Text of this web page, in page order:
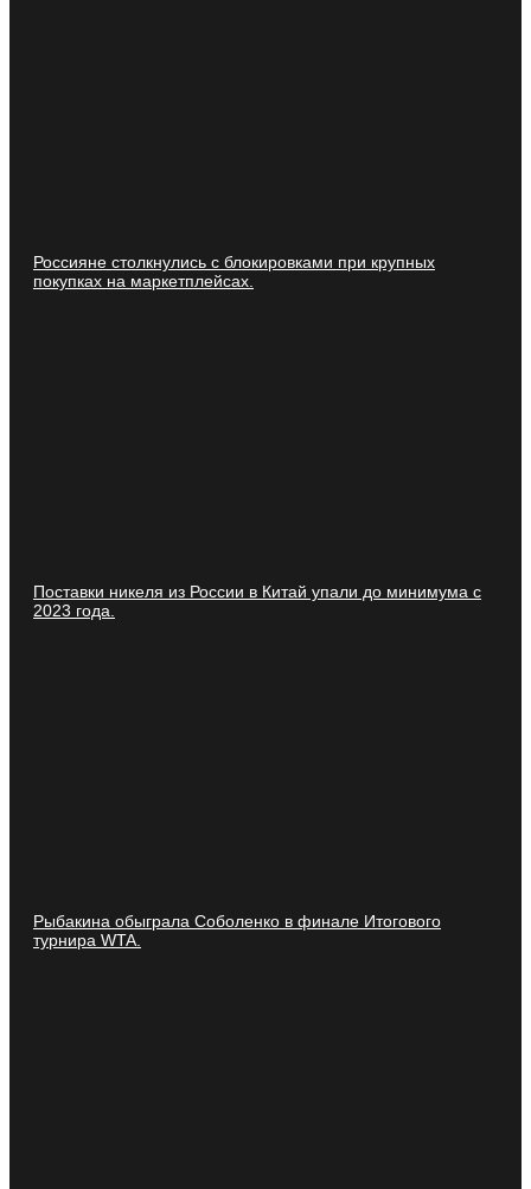
Россияне столкнулись с блокировками при крупных
покупках на маркетплейсах.
Поставки никеля из России в Китай упали до минимума с
2023 года.
Рыбакина обыграла Соболенко в финале Итогового
турнира WTA.